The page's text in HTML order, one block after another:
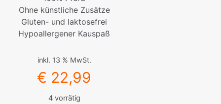
Ohne künstliche Zusätze
Gluten- und laktosefrei
Hypoallergener Kauspaß
inkl. 13 % MwSt.
€ 22,99
4 vorrätig